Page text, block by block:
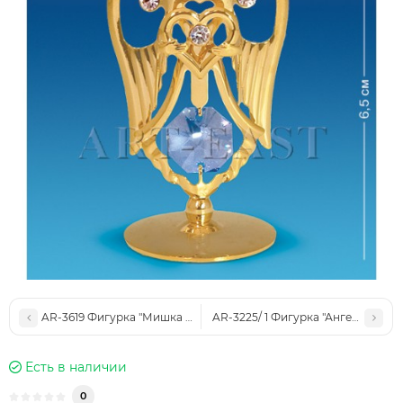
AR-3619 Фигурка "Мишка с сердцем" (Юнион)
AR-3225/ 1 Фигурка "Ангел"
Есть в наличии
0